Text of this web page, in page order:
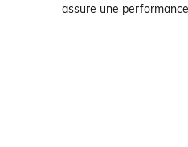
assure une